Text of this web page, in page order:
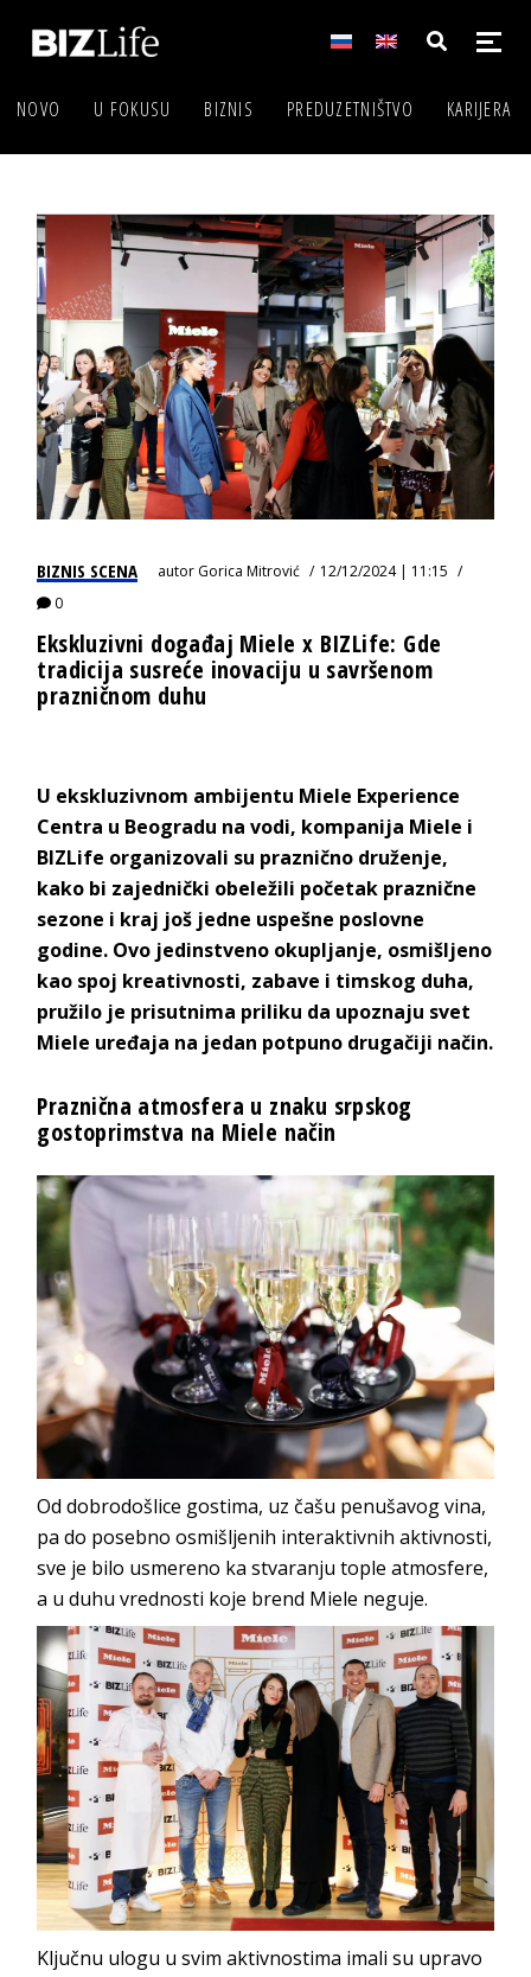
NOVO U FOKUSU BIZNIS PREDUZETNIŠTVO KARIJERA
BIZNIS SCENA autor Gorica Mitrović
12/12/2024 | 11:15
0
Ekskluzivni događaj Miele x BIZLife: Gde
tradicija susreće inovaciju u savršenom
prazničnom duhu
U ekskluzivnom ambijentu Miele Experience
Centra u Beogradu na vodi, kompanija Miele i
BIZLife organizovali su praznično druženje,
kako bi zajednički obeležili početak praznične
sezone i kraj još jedne uspešne poslovne
godine. Ovo jedinstveno okupljanje, osmišljeno
kao spoj kreativnosti, zabave i timskog duha,
pružilo je prisutnima priliku da upoznaju svet
Miele uređaja na jedan potpuno drugačiji način.
Praznična atmosfera u znaku srpskog
gostoprimstva na Miele način
Od dobrodošlice gostima, uz čašu penušavog vina,
pa do posebno osmišljenih interaktivnih aktivnosti,
sve je bilo usmereno ka stvaranju tople atmosfere,
a u duhu vrednosti koje brend Miele neguje.
Ključnu ulogu u svim aktivnostima imali su upravo